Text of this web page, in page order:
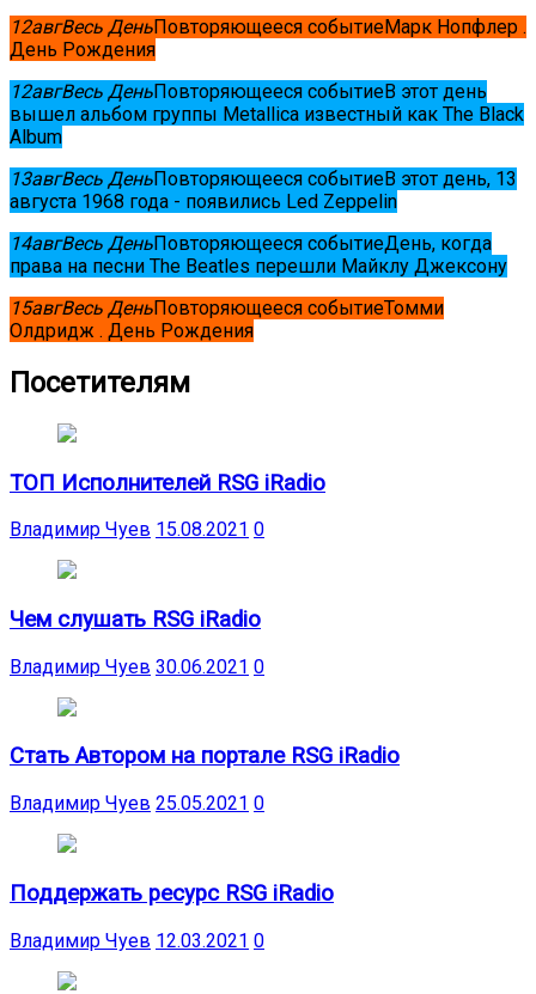
12авгВесь ДеньПовторяющееся событиеМарк Нопфлер .
День Рождения
12авгВесь ДеньПовторяющееся событиеВ этот день
вышел альбом группы Metallica известный как The Black
Album
13авгВесь ДеньПовторяющееся событиеВ этот день, 13
августа 1968 года - появились Led Zeppelin
14авгВесь ДеньПовторяющееся событиеДень, когда
права на песни The Beatles перешли Майклу Джексону
15авгВесь ДеньПовторяющееся событиеТомми
Олдридж . День Рождения
Посетителям
ТОП Исполнителей RSG iRadio
Владимир Чуев 15.08.2021 0
Чем слушать RSG iRadio
Владимир Чуев 30.06.2021 0
Стать Автором на портале RSG iRadio
Владимир Чуев 25.05.2021 0
Поддержать ресурс RSG iRadio
Владимир Чуев 12.03.2021 0